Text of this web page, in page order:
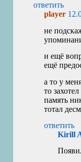
ответить
player
не
и ещё
ещё
а то у
то
память
тотал
ответить
Kirill